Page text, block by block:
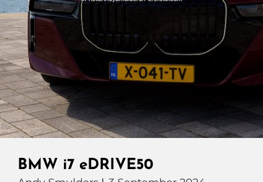
In
BMW i7 eDRIVE50